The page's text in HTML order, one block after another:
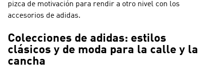
pizca de motivación para rendir a otro nivel con los
accesorios de adidas.
Colecciones de adidas: estilos
clásicos y de moda para la calle y la
cancha